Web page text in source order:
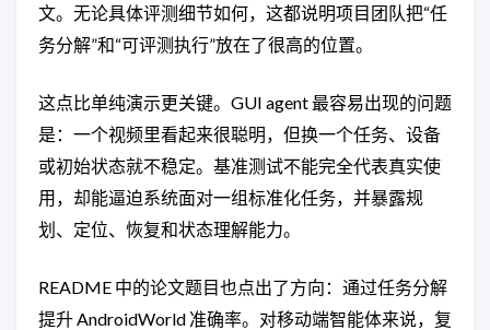
文。无论具体评测细节如何，这都说明项目团队把“任
务分解”和“可评测执行”放在了很高的位置。
这点比单纯演示更关键。GUI agent 最容易出现的问题
是：一个视频里看起来很聪明，但换一个任务、设备
或初始状态就不稳定。基准测试不能完全代表真实使
用，却能逼迫系统面对一组标准化任务，并暴露规
划、定位、恢复和状态理解能力。
README 中的论文题目也点出了方向：通过任务分解
提升 AndroidWorld 准确率。对移动端智能体来说，复